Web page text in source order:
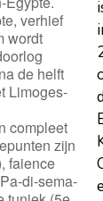
verhief
wordt
de helft
Limoges-
compleet
zijn
faience
di-sema-